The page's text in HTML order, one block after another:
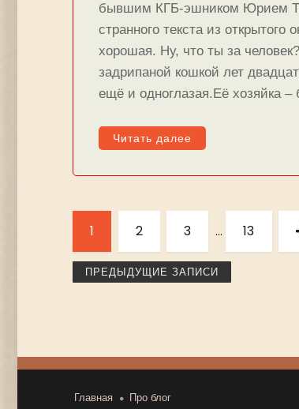
бывшим КГБ-эшником Юрием
странного текста из
хорошая. Ну, что ты за
задрипаной кошкой лет
ещё и одноглазая.Её хозяйка
Читать далее
Пагинация
записей
PAGE
1 PAGE
2 PAGE
3 … PAGE
13
ПРЕДЫДУЩИЕ ЗАПИСИ
Главная
Про блог